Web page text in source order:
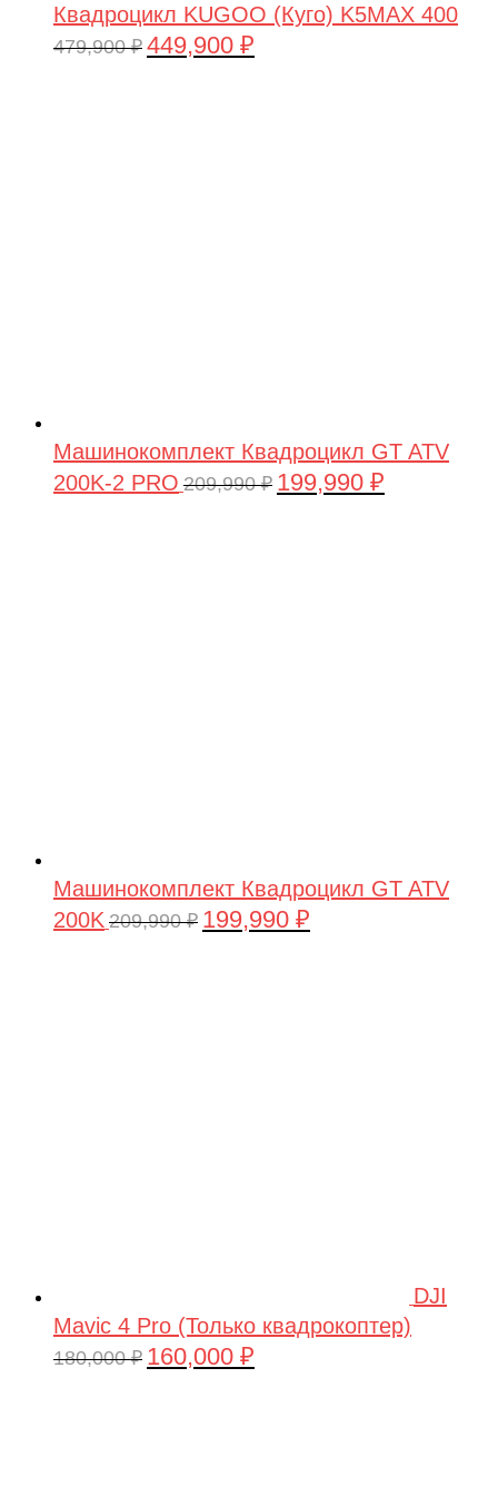
Квадроцикл KUGOO (Куго) K5MAX 400
479,900₽ Первоначальная
449,900 ₽
Машинокомплект Квадроцикл GT ATV
200K-2 PRO 209,990₽ Первоначальная
199,990 ₽
Машинокомплект Квадроцикл GT ATV
200K 209,990₽ Первоначальная
199,990 ₽
DJI
Mavic 4 Pro (Только квадрокоптер)
180,000₽ Первоначальная
160,000 ₽